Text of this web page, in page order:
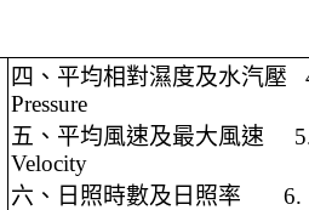
四、平均相對濕度及水汽壓
Pressure
五、平均風速及最大風速
Velocity
六、日照時數及日照率
6.